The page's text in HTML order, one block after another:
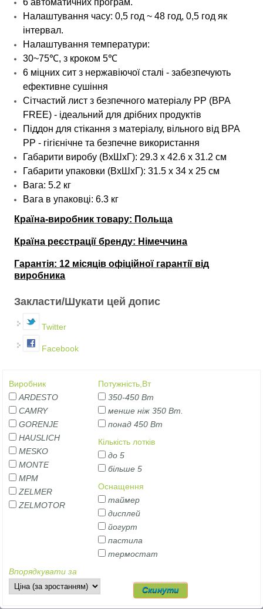
6 автоматичних програм.
Налаштування часу: 0,5 год ~ 48 год, 0,5 год як
інтервал.
Налаштування температури:
30~75℃, з кроком 5℃
6 міцних сит з нержавіючої сталі - забезпечують
ефективне сушіння
Сітчастий лист з безпечного матеріалу PP (BPA
FREE) - ідеальний для дрібних продуктів
Піддон для стікання з матеріалу, вільного від BPA
PP - гігієнічне та безпечне використання
Габарити виробу (ВхШхГ): 29.3 х 42.6 х 31.2 см
Габарити упаковки (ВхШхГ): 31.5 х 34 х 25 см
Вага: 5.2 кг
Вага в упаковці: 6.3 кг
Країна-виробник товару: Польща
Країна реєстрації бренду: Німеччина
Гарантія: 12 місяців офіційної гарантії від
виробника
Закласти/Шукати цей допис
Twitter
Facebook
Виробник
ARDESTO
CAMRY
GORENJE
HAUSLICH
MESKO
MONTE
MPM
ZELMER
ZELMOTOR
Потужність,Вт
350-450 Вт
менше ніж 350 Вт.
понад 450 Вт
Кількість лотків
до 5
більше 5
Оснащення
таймер
дисплей
йогурт
пастила
термостат
Впорядкувати за